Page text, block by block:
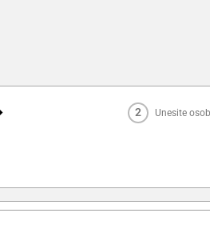
2 Unesite